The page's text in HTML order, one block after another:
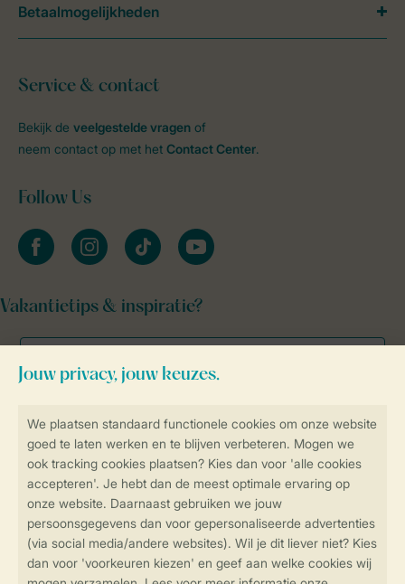
Veilig en snel online boeken
Veilige gegevensoverdracht
Veilige betaling
Service & contact
Bekijk de veelgestelde vragen of
neem contact op met het Contact Center.
Follow Us
facebookinstagramtiktok youtube
Vakantietips & inspiratie?
Betaalmogelijkheden